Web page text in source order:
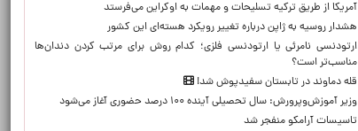
آمریکا از طریق ترکیه تسلیحات و مهمات به اوکراین می‌فرستد
هشدار روسیه به ژاپن درباره تغییر رویکرد هسته‌ای این کشور
ارتودنسی نامرئی یا ارتودنسی فلزی؛ کدام روش برای مرتب کردن دندان‌ها
مناسب‌تر است؟
قله دماوند در تابستان سفیدپوش شد!
وزیر آموزش‌وپرورش: سال تحصیلی آینده ۱۰۰ درصد حضوری آغاز می‌شود
تاسیسات آرامکو منفجر شد